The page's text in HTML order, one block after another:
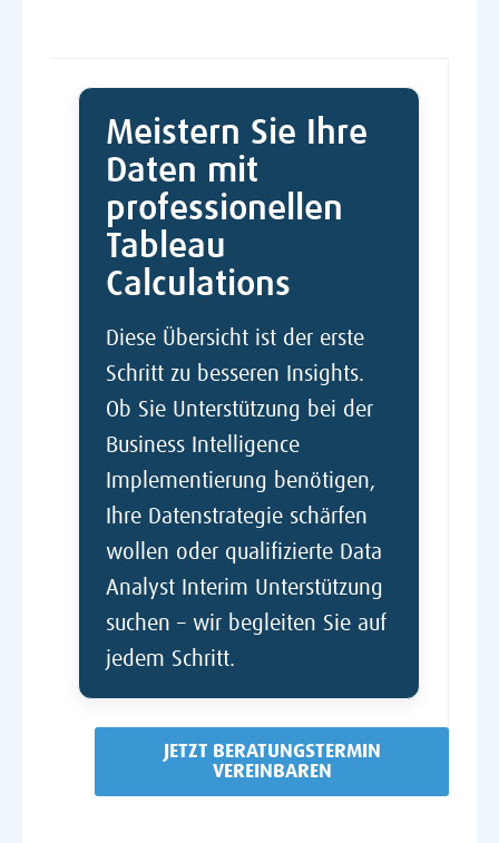
Meistern Sie Ihre
Daten mit
professionellen
Tableau
Calculations
Diese Übersicht ist der erste
Schritt zu besseren Insights.
Ob Sie Unterstützung bei der
Business Intelligence
Implementierung benötigen,
Ihre Datenstrategie schärfen
wollen oder qualifizierte Data
Analyst Interim Unterstützung
suchen – wir begleiten Sie auf
jedem Schritt.
JETZT BERATUNGSTERMIN
VEREINBAREN